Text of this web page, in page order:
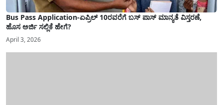
Bus Pass Application-ಏಪ್ರಿಲ್ 10ರವರೆಗೆ ಬಸ್ ಪಾಸ್ ಮಾನ್ಯತೆ ವಿಸ್ತರಣೆ,
ಹೊಸ ಅರ್ಜಿ ಸಲ್ಲಿಕೆ ಹೇಗೆ?
April 3, 2026